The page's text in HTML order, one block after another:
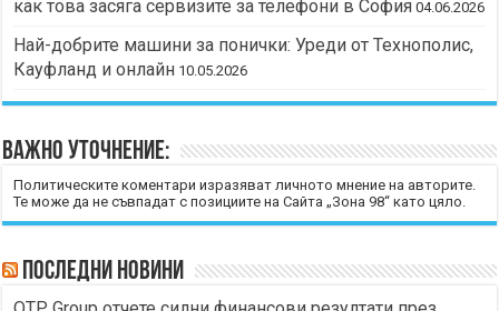
как това засяга сервизите за телефони в София 04.06.2026
Най-добрите машини за понички: Уреди от Технополис,
Кауфланд и онлайн 10.05.2026
Важно уточнение:
Политическите коментари изразяват личното мнение на авторите.
Те може да не съвпадат с позициите на Сайта „Зона 98“ като цяло.
Последни новини